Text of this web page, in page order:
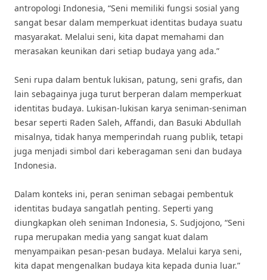
antropologi Indonesia, “Seni memiliki fungsi sosial yang
sangat besar dalam memperkuat identitas budaya suatu
masyarakat. Melalui seni, kita dapat memahami dan
merasakan keunikan dari setiap budaya yang ada.”
Seni rupa dalam bentuk lukisan, patung, seni grafis, dan
lain sebagainya juga turut berperan dalam memperkuat
identitas budaya. Lukisan-lukisan karya seniman-seniman
besar seperti Raden Saleh, Affandi, dan Basuki Abdullah
misalnya, tidak hanya memperindah ruang publik, tetapi
juga menjadi simbol dari keberagaman seni dan budaya
Indonesia.
Dalam konteks ini, peran seniman sebagai pembentuk
identitas budaya sangatlah penting. Seperti yang
diungkapkan oleh seniman Indonesia, S. Sudjojono, “Seni
rupa merupakan media yang sangat kuat dalam
menyampaikan pesan-pesan budaya. Melalui karya seni,
kita dapat mengenalkan budaya kita kepada dunia luar.”